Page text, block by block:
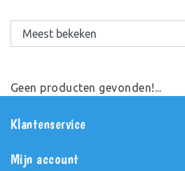
Geen producten gevonden!...
Klantenservice
Mijn account